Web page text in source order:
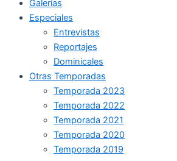
Galerías
Especiales
Entrevistas
Reportajes
Dominicales
Otras Temporadas
Temporada 2023
Temporada 2022
Temporada 2021
Temporada 2020
Temporada 2019